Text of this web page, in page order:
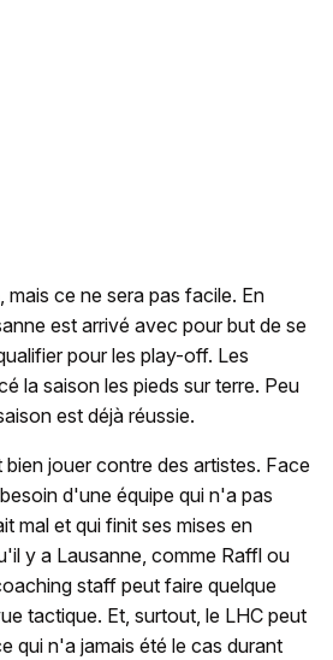
mais ce ne sera pas facile. En
est arrivé avec pour but de se
pour les play-off. Les
la saison les pieds sur terre. Peu
est déjà réussie.
bien jouer contre des artistes. Face
d'une équipe qui n'a pas
mal et qui finit ses mises en
y a Lausanne, comme Raffl ou
staff peut faire quelque
tactique. Et, surtout, le LHC peut
qui n'a jamais été le cas durant